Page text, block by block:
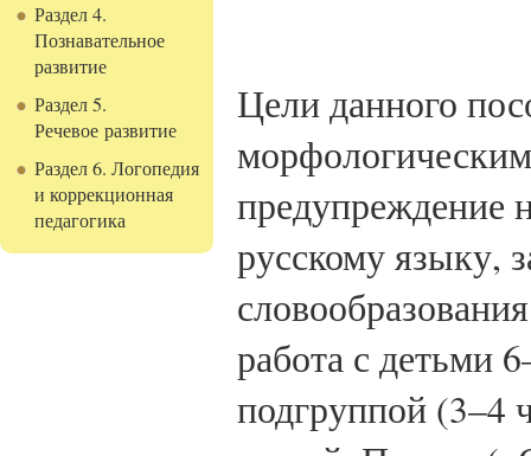
Раздел 4.
Познавательное
развитие
Раздел 5.
Речевое развитие
Раздел 6. Логопедия
и коррекционная
педагогика
Цели данного
предупреждение
русскому языку,
работа с детьми
подгруппой (3–4